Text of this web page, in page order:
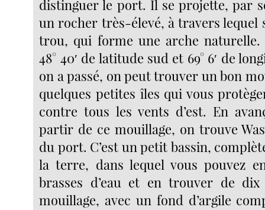
distinguer le port. Il se projette, par
un rocher très-élevé, à travers lequel
trou, qui forme une arche naturelle.
48° 40′ de latitude sud et 69° 6′ de
on a passé, on peut trouver un bon
quelques petites îles qui vous
contre tous les vents d’est. En
partir de ce mouillage, on trouve
du port. C’est un petit bassin,
la terre, dans lequel vous pouvez
brasses d’eau et en trouver de
mouillage, avec un fond d’argile